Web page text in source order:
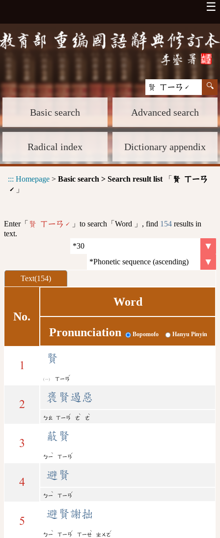
☰
Basic search Advanced search
Radical index Dictionary appendix
::: Homepage > Basic search > Search result list 「 賢 ㄒㄧㄢ
ˊ 」
Enter「 賢 ㄒㄧㄢˊ 」to search「Word 」, find 154 results in
text.
Text(154)
No.
Word
Pronunciation Bopomofo Hanyu Pinyin
1
賢
ㄒㄧㄢ
ˊ
2
褒賢遏惡
ㄅㄠ ㄒㄧㄢ
ˊ
ㄜ
ˋ
ㄜ
ˋ
3
蔽賢
ㄅㄧ
ˋ
ㄒㄧㄢ
ˊ
4
避賢
ㄅㄧ
ˋ
ㄒㄧㄢ
ˊ
5
避賢謝拙
ㄅㄧ
ˋ
ㄒㄧㄢ
ˊ
ㄒㄧㄝ
ˋ
ㄓㄨㄛ
ˊ